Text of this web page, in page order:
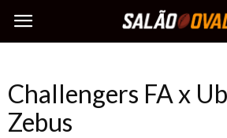
Challengers FA x
Zebus